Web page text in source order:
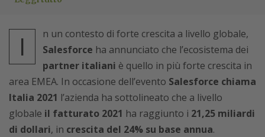
I
n un contesto di forte crescita a livello globale,
Salesforce ha annunciato che l’ecosistema dei
partner italiani è quello in più forte crescita in
area EMEA. In occasione dell’evento Salesforce chiama
Italia 2021 l’azienda ha sottolineato che a livello
globale il fatturato 2021 ha raggiunto i 21,25 miliardi
di dollari, in crescita del 24% su base annua.